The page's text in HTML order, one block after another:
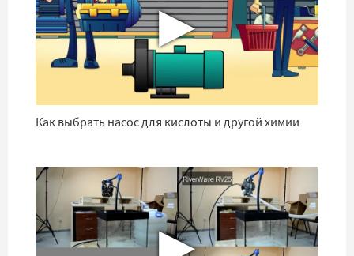
▶
Как выбрать насос для кислоты и другой химии